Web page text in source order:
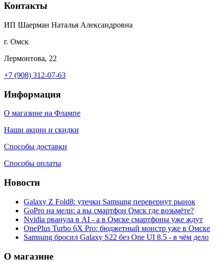
Контакты
ИП Шаерман Наталья Александровна
г. Омск
Лермонтова, 22
+7 (908) 312-07-63
Информация
О магазине на Флампе
Наши акции и скидки
Способы доставки
Способы оплаты
Новости
Galaxy Z Fold8: утечки Samsung перевернут рынок
GoPro на мели: а вы смартфон Омск где возьмёте?
Nvidia рванула в AI - а в Омске смартфоны уже ждут
OnePlus Turbo 6X Pro: бюджетный монстр уже в Омске
Samsung бросил Galaxy S22 без One UI 8.5 - в чём дело
О магазине